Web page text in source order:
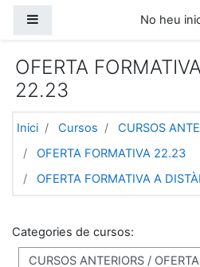
No heu
OFERTA
22.23
Inici Cursos
CURSOS
OFERTA FORMATIVA 22.23
OFERTA FORMATIVA A
Categories de cursos: